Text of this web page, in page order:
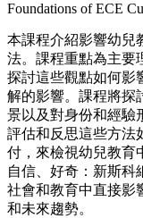
Foundations of ECE
本課程介紹影響幼兒
法。課程重點為主要
探討這些觀點如何影
解的影響。課程將探
景以及對身份和經驗
評估和反思這些方法
付，來檢視幼兒教育
自信、好奇：新斯科
社會和教育中直接影
和未來趨勢。